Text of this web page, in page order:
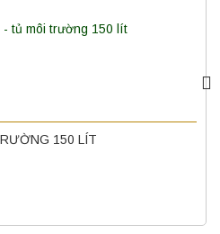
150 LÍT
– Máy ly tâm phòng thí nghiệm
pháp tiệt trùng hiệu quả
tốc độ cao để bàn YTG18G